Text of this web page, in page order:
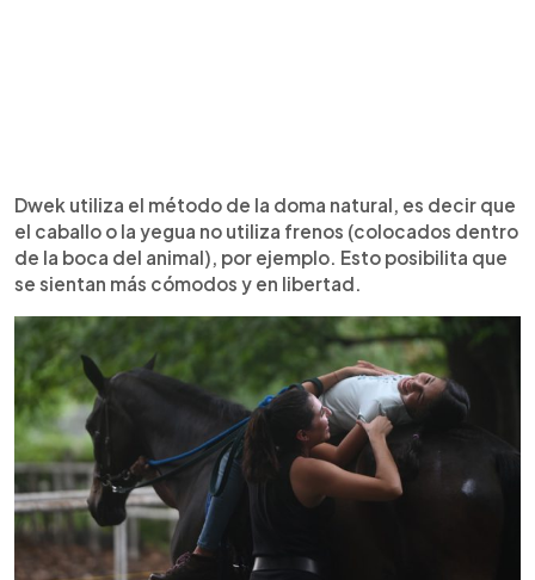
Dwek utiliza el método de la doma natural, es decir que
el caballo o la yegua no utiliza frenos (colocados dentro
de la boca del animal), por ejemplo. Esto posibilita que
se sientan más cómodos y en libertad.